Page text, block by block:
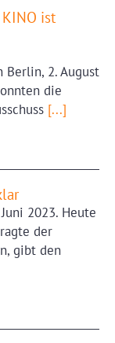
KINO ist
Berlin, 2. August
die
[...]
2023. Heute
der
gibt den